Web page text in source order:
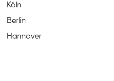
Köln
Berlin
Hannover